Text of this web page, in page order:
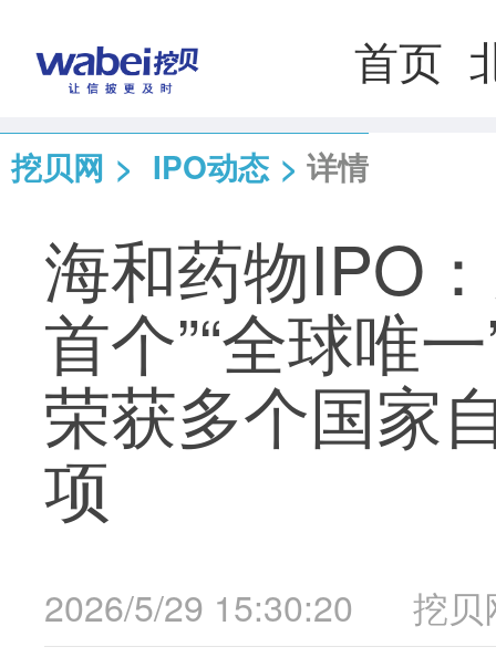
首页
挖贝网 > IPO动态 > 详情
海和药物IPO
首个”“全球唯
荣获多个国家
项
2026/5/29 15:30:20 挖贝